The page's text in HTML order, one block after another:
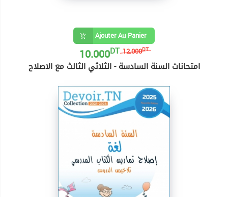
Ajouter Au Panier
12.000DT
10.000DT
امتحانات السنة السادسة - الثلاثي الثالث مع الاصلاح